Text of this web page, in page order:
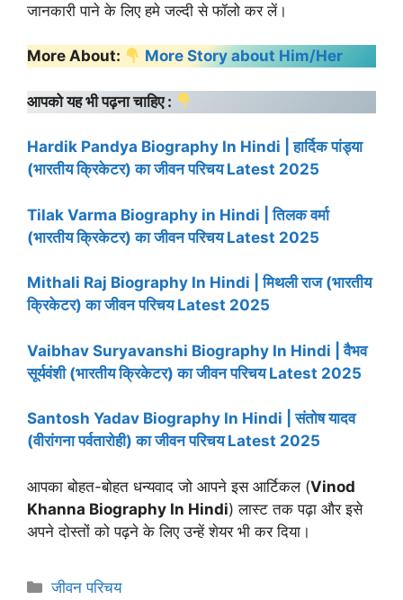
जानकारी पाने के लिए हमे जल्दी से फॉलो कर लें।
More About: More Story about Him/Her
आपको यह भी पढ़ना चाहिए :
Hardik Pandya Biography In Hindi | हार्दिक पांड्या
(भारतीय क्रिकेटर) का जीवन परिचय Latest 2025
Tilak Varma Biography in Hindi | तिलक वर्मा
(भारतीय क्रिकेटर) का जीवन परिचय Latest 2025
Mithali Raj Biography In Hindi | मिथली राज (भारतीय
क्रिकेटर) का जीवन परिचय Latest 2025
Vaibhav Suryavanshi Biography In Hindi | वैभव
सूर्यवंशी (भारतीय क्रिकेटर) का जीवन परिचय Latest 2025
Santosh Yadav Biography In Hindi | संतोष यादव
(वीरांगना पर्वतारोही) का जीवन परिचय Latest 2025
आपका बोहत-बोहत धन्यवाद जो आपने इस आर्टिकल (Vinod
Khanna Biography In Hindi) लास्ट तक पढ़ा और इसे
अपने दोस्तों को पढ़ने के लिए उन्हें शेयर भी कर दिया।
Categories
जीवन परिचय